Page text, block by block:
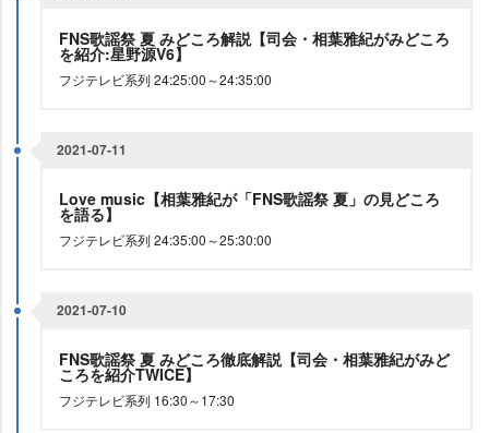
FNS歌謡祭 夏 みどころ解説【司会・相葉雅紀がみどころ
を紹介:星野源V6】
フジテレビ系列 24:25:00～24:35:00
2021-07-11
Love music【相葉雅紀が「FNS歌謡祭 夏」の見どころ
を語る】
フジテレビ系列 24:35:00～25:30:00
2021-07-10
FNS歌謡祭 夏 みどころ徹底解説【司会・相葉雅紀がみど
ころを紹介TWICE】
フジテレビ系列 16:30～17:30